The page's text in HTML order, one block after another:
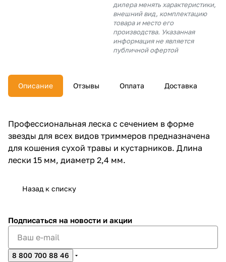
дилера менять характеристики,
внешний вид, комплектацию
товара и место его
производства. Указанная
информация не является
публичной офертой
Описание Отзывы Оплата Доставка
Профессиональная леска с сечением в форме
звезды для всех видов триммеров предназначена
для кошения сухой травы и кустарников. Длина
лески 15 мм, диаметр 2,4 мм.
Назад к списку
Подписаться на новости и акции
8 800 700 88 46
% будут
с вашей карты
каждые 2 недели
Подробнее
Остались вопросы?